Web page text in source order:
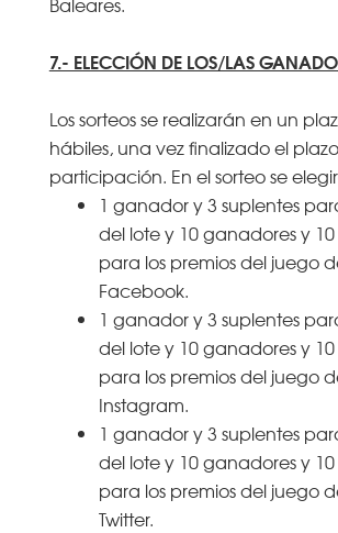
7.- ELECCIÓN DE LOS/LAS
Los sorteos se realizarán en un
hábiles, una vez finalizado el
participación. En el sorteo se
1 ganador y 3 suplentes
del lote y 10 ganadores y
para los premios del juego
Facebook.
1 ganador y 3 suplentes
del lote y 10 ganadores y
para los premios del juego
Instagram.
1 ganador y 3 suplentes
del lote y 10 ganadores y
para los premios del juego
Twitter.